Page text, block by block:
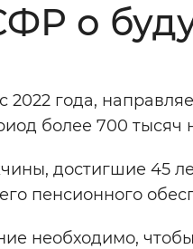
Воспроизвести
о
года,
более 700
достигшие 45
пенсионного
необходимо,